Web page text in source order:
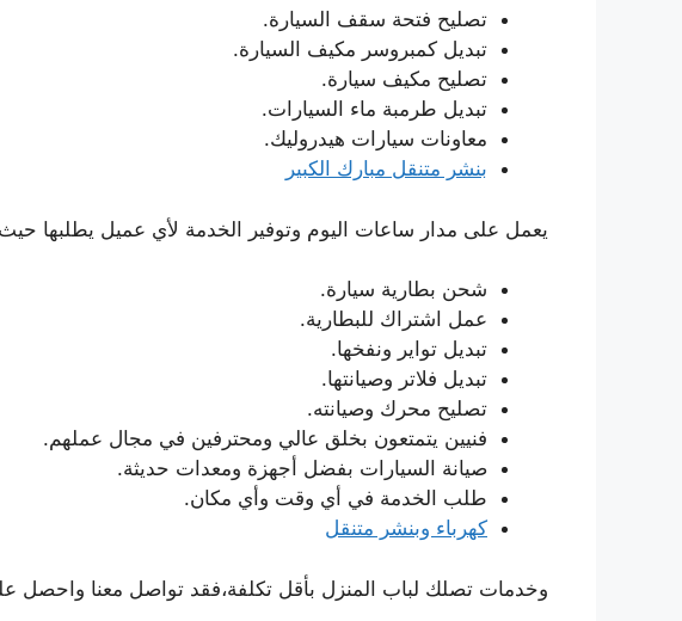
تصليح فتحة سقف السيارة.
تبديل كمبروسر مكيف السيارة.
تصليح مكيف سيارة.
تبديل طرمبة ماء السيارات.
معاونات سيارات هيدروليك.
بنشر متنقل مبارك الكبير
يعمل على مدار ساعات اليوم وتوفير الخدمة لأي عميل يطلبها
شحن بطارية سيارة.
عمل اشتراك للبطارية.
تبديل تواير ونفخها.
تبديل فلاتر وصيانتها.
تصليح محرك وصيانته.
فنيين يتمتعون بخلق عالي ومحترفين في مجال عملهم.
صيانة السيارات بفضل أجهزة ومعدات حديثة.
طلب الخدمة في أي وقت وأي مكان.
كهرباء وبنشر متنقل
وخدمات تصلك لباب المنزل بأقل تكلفة،فقد تواصل معنا واحصل